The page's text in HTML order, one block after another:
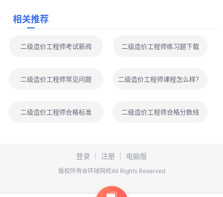
2.未通过信息比对的，均需按系统提示上传有关材料原件扫描
果。待网上报名资格审核通过后，在规定时间内网上缴费。
报考人员，报考人员须在报名系统上传相关材料，按照系统人工提
在线验证/认证报告PDF版等材料在指定时间到指定地点进行现场审
4.以下两种情况的报考人员须在报名系统上传相关材料，按照
业务工作年限证明等材料在指定时间到指定地点接受现场核查，核
相关推荐
二级造价工程师考试新闻 二级造价工程师练习题下载
二级造价工程师常见问题 二级造价工程师课程怎么样？
二级造价工程师合格标准 二级造价工程师合格分数线
登录 注册 电脑版
版权所有©环球网校All Rights Reserved